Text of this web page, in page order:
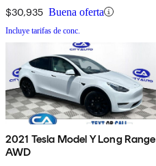
$30,935 Buena oferta
Incluye tarifas de conc.
2021 Tesla Model Y Long Range
AWD